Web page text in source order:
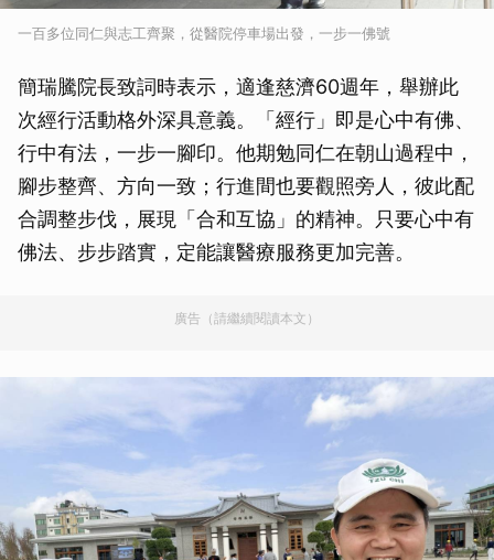
一百多位同仁與志工齊聚，從醫院停車場出發，一步一佛號
簡瑞騰院長致詞時表示，適逢慈濟60週年，舉辦此
次經行活動格外深具意義。「經行」即是心中有佛、
行中有法，一步一腳印。他期勉同仁在朝山過程中，
腳步整齊、方向一致；行進間也要觀照旁人，彼此配
合調整步伐，展現「合和互協」的精神。只要心中有
佛法、步步踏實，定能讓醫療服務更加完善。
廣告（請繼續閱讀本文）